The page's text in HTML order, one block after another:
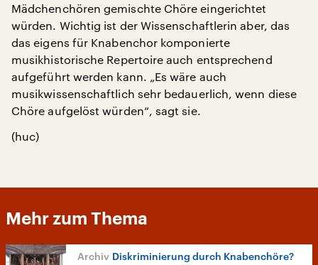
Mädchenchören gemischte Chöre eingerichtet
würden. Wichtig ist der Wissenschaftlerin aber, das
das eigens für Knabenchor komponierte
musikhistorische Repertoire auch entsprechend
aufgeführt werden kann. „Es wäre auch
musikwissenschaftlich sehr bedauerlich, wenn diese
Chöre aufgelöst würden“, sagt sie.
(huc)
Mehr zum Thema
Diskriminierung durch Knabenchöre?